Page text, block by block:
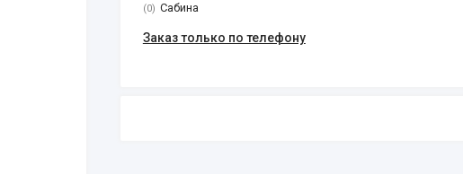
0 Сабина
Заказ только по телефону